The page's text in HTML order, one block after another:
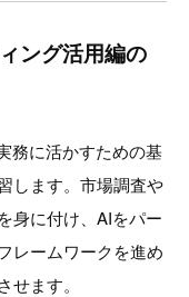
ング活用編の
務に活かすための基
します。市場調査や
身に付け、AIをパー
レームワークを進め
ます。